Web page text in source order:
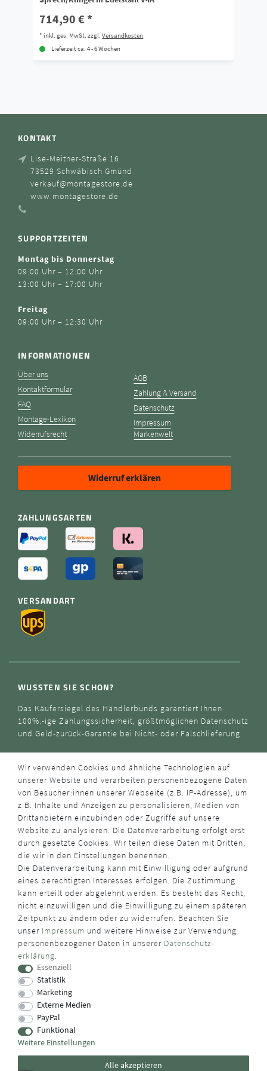
714,90 € *
*inkl. ges. MwSt. zzgl.Versandkosten
Lieferzeit ca. 4 - 6 Wochen
KONTAKT
Lise-Meitner-Straße 16
73529 Schwäbisch Gmünd
verkauf@montagestore.de
www.montagestore.de
SUPPORTZEITEN
Montag bis Donnerstag
09:00 Uhr – 12:00 Uhr
13:00 Uhr – 17:00 Uhr
Freitag
09:00 Uhr – 12:30 Uhr
INFORMATIONEN
Über uns
Kontaktformular
FAQ
Montage-Lexikon
Widerrufsrecht
AGB
Zahlung & Versand
Datenschutz
Impressum
Markenwelt
Widerruf erklären
ZAHLUNGSARTEN
VERSANDART
WUSSTEN SIE SCHON?
Das Käufersiegel des Händlerbunds garantiert Ihnen
100%.-ige Zahlungssicherheit, größtmöglichen Datenschutz
und Geld-zurück-Garantie bei Nicht- oder Falschlieferung.
Wir verwenden Cookies und ähnliche Technologien auf
unserer Website und verarbeiten personenbezogene Daten
von Besucher:innen unserer Webseite (z.B. IP-Adresse), um
z.B. Inhalte und Anzeigen zu personalisieren, Medien von
Drittanbietern einzubinden oder Zugriffe auf unsere
Website zu analysieren. Die Datenverarbeitung erfolgt erst
durch gesetzte Cookies. Wir teilen diese Daten mit Dritten,
die wir in den Einstellungen benennen.
Die Datenverarbeitung kann mit Einwilligung oder aufgrund
eines berechtigten Interesses erfolgen. Die Zustimmung
kann erteilt oder abgelehnt werden. Es besteht das Recht,
nicht einzuwilligen und die Einwilligung zu einem späteren
Zeitpunkt zu ändern oder zu widerrufen. Beachten Sie
unser Impressum und weitere Hinweise zur Verwendung
personenbezogener Daten in unserer Daten­schutz­
erklärung.
Essenziell
Statistik
Marketing
Externe Medien
PayPal
Funktional
Weitere Einstellungen
Alle akzeptieren